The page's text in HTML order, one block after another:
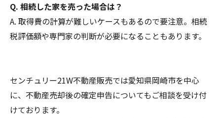
Q. 相続した家を売った場合は？
A. 取得費の計算が難しいケースもあるので要注意。相続
税評価額や専門家の判断が必要になることもあります。
センチュリー21W不動産販売では愛知県岡崎市を中心
に、不動産売却後の確定申告についてもご相談を受け付
けております。